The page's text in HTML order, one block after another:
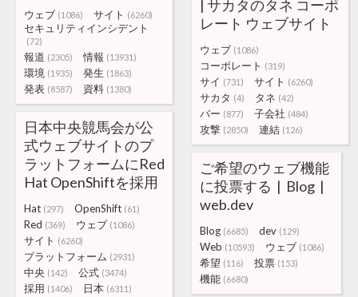
ウェブ (1086) サイト (6260)
セキュリティインシデント
(72)
報道 (2305) 情報 (13931)
環境 (1935) 発生 (1863)
発表 (8587) 資料 (1380)
| サカタのタネ コーポ
レート ウェブサイト
ウェブ (1086)
コーポレート (319)
サイ (731) サイト (6260)
サカタ (4) タネ (42)
バー (877) 子会社 (484)
攻撃 (2850) 連結 (126)
日本中央競馬会が公
式ウェブサイトのプ
ラットフォームにRed
Hat OpenShiftを採用
Hat (297) OpenShift (61)
Red (369) ウェブ (1086)
サイト (6260)
プラットフォーム (2931)
中央 (142) 公式 (3474)
採用 (1406) 日本 (6311)
ご希望のウェブ機能
に投票する | Blog |
web.dev
Blog (6685) dev (129)
Web (10593) ウェブ (1086)
希望 (116) 投票 (153)
機能 (6680)